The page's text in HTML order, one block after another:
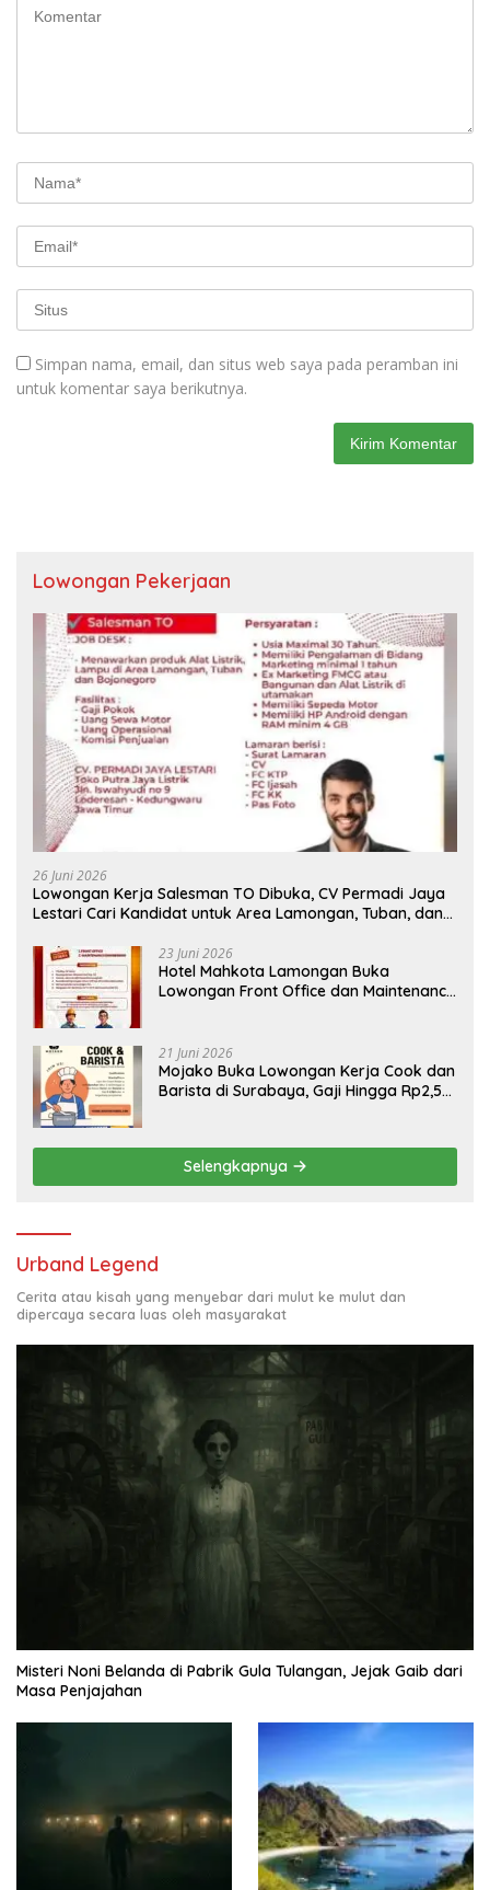
Simpan nama, email, dan situs web saya pada peramban ini
untuk komentar saya berikutnya.
Lowongan Pekerjaan
26 Juni 2026
Lowongan Kerja Salesman TO Dibuka, CV Permadi Jaya
Lestari Cari Kandidat untuk Area Lamongan, Tuban, dan
23 Juni 2026
Hotel Mahkota Lamongan Buka
Lowongan Front Office dan Maintenance
21 Juni 2026
Mojako Buka Lowongan Kerja Cook dan
Barista di Surabaya, Gaji Hingga Rp2,5
Selengkapnya
Urband Legend
Cerita atau kisah yang menyebar dari mulut ke mulut dan
dipercaya secara luas oleh masyarakat
Misteri Noni Belanda di Pabrik Gula Tulangan, Jejak Gaib dari
Masa Penjajahan